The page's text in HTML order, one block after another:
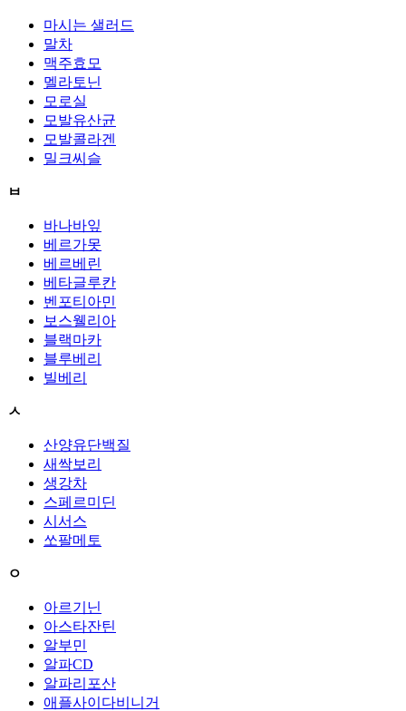
마시는 샐러드
말차
맥주효모
멜라토닌
모로실
모발유산균
모발콜라겐
밀크씨슬
ㅂ
바나바잎
베르가못
베르베린
베타글루칸
벤포티아민
보스웰리아
블랙마카
블루베리
빌베리
ㅅ
산양유단백질
새싹보리
생강차
스페르미딘
시서스
쏘팔메토
ㅇ
아르기닌
아스타잔틴
알부민
알파CD
알파리포산
애플사이다비니거